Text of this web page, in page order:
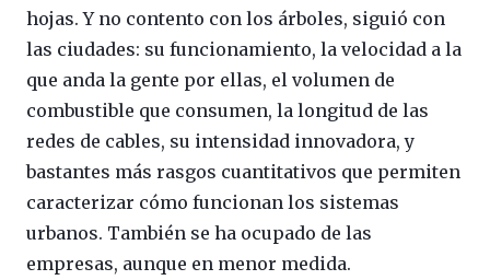
hojas. Y no contento con los árboles, siguió con
las ciudades: su funcionamiento, la velocidad a la
que anda la gente por ellas, el volumen de
combustible que consumen, la longitud de las
redes de cables, su intensidad innovadora, y
bastantes más rasgos cuantitativos que permiten
caracterizar cómo funcionan los sistemas
urbanos. También se ha ocupado de las
empresas, aunque en menor medida.